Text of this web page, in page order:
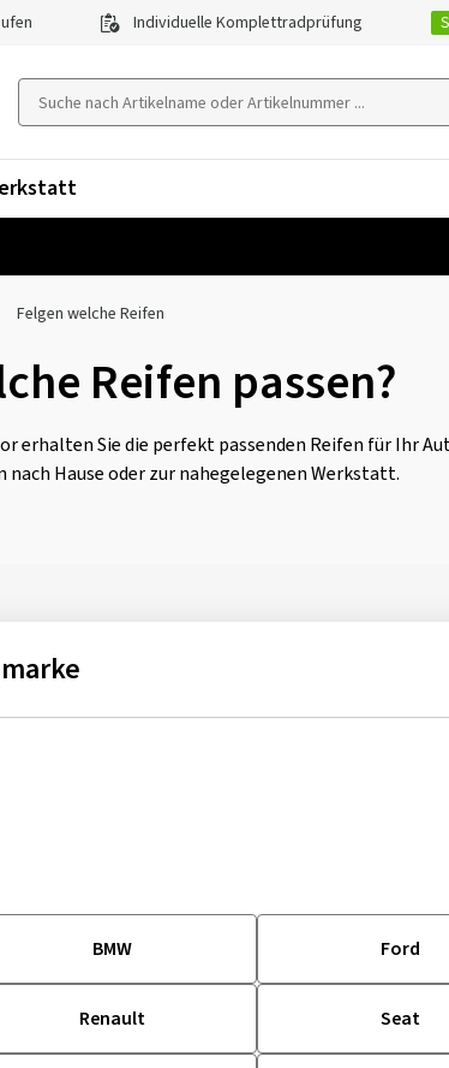
Individuelle Komplettradprüfung
Felgen welche Reifen
Reifen passen?
erhalten Sie die perfekt passenden Reifen für Ihr
Hause oder zur nahegelegenen Werkstatt.
BMW Ford
Renault Seat